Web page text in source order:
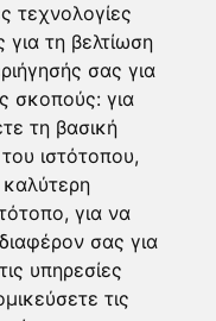
τεχνολογίες
τη βελτίωση
σας για
σκοπούς: για
τη βασική
ιστότοπου,
, για να
σας για
υπηρεσίες
τις
Services
|Δήλωση
τα Cookies
σύσταση (ΕΕ)
TV| LIVE